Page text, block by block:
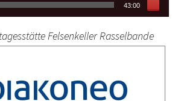
43:00
Felsenkeller Rasselbande